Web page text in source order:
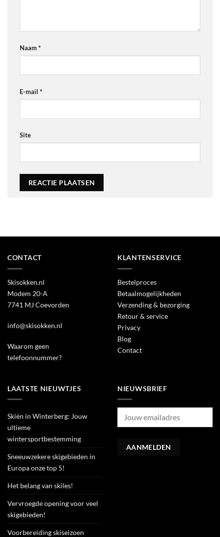
Naam*
E-mail *
Site
CONTACT
Skisokken.nl
Modem 20-A
7741 MJ Coevorden
info@skisokken.nl
Waarom geen
telefoonnummer?
KLANTENSERVICE
Bestelproces
Betaalmogelijkheden
Verzending & bezorging
Retour & service
Privacy
Blog
Contact
LAATSTE NIEUWTJES
Skiën in Winterberg: Jouw
ultieme
wintersportbestemming
Sneeuwzekere skigebieden in
Europa onze top 5!
Het belang van skiles!
Vervroegde opening voor veel
skigebieden!
Voorbereiding skiseizoen
NIEUWSBRIEF